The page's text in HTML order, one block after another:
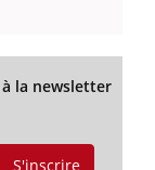
la newsletter
S'inscrire